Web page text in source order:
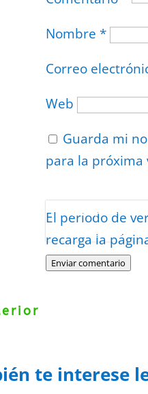
Nombre *
Correo
Web
Guarda mi
para la próxima
El periodo de
recarga la
Enviar comentario
Protegidos por
Términos
te interese